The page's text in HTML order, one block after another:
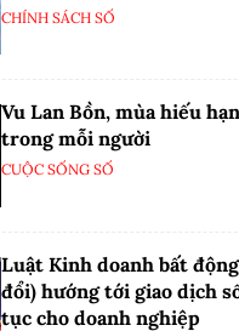
CHÍNH SÁCH SỐ
Vu Lan Bồn, mùa hiếu
trong mỗi người
CUỘC SỐNG SỐ
Luật Kinh doanh bất
đổi) hướng tới giao dịch
tục cho doanh nghiệp